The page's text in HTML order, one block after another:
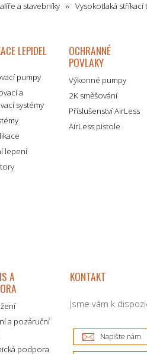
a stavebníky Vysokotlaká stříkací
LEPIDEL
pumpy
a
systémy
lepení
OCHRANNÉ
POVLAKY
Výkonné pumpy
2K směšování
Příslušenství AirLess
AirLess pistole
A
a pozáruční
podpora
KONTAKT
Jsme vám k
Napište nám